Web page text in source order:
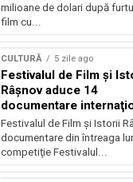
milioane de dolari după
film cu...
CULTURĂ 5 zile ago
Festivalul de Film şi
Râşnov aduce 14
documentare
premieră
Festivalul de Film şi Istorii
documentare din întreaga
competiţie Festivalul...